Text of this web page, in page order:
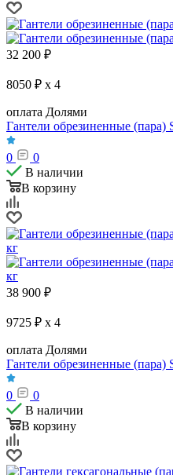
32 200 ₽
8050 ₽ x 4
оплата Долями
Гантели обрезиненные
0
0
В наличии
В корзину
38 900 ₽
9725 ₽ x 4
оплата Долями
Гантели обрезиненные
0
0
В наличии
В корзину